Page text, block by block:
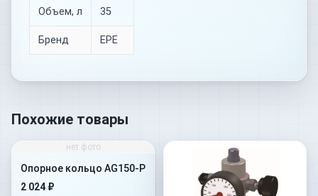
Объем, л 35
Бренд EPE
Похожие товары
нет фото
Опорное кольцо AG150-P
2 024 ₽